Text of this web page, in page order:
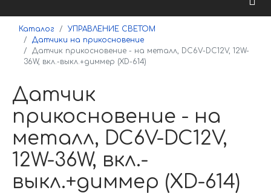
Каталог
УПРАВЛЕНИЕ СВЕТОМ
Датчики на прикосновение
Датчик прикосновение - на металл, DC6V-DC12V, 12W-
36W, вкл.-выкл.+диммер (XD-614)
Датчик
прикосновение - на
металл, DC6V-DC12V,
12W-36W, вкл.-
выкл.+диммер (XD-614)